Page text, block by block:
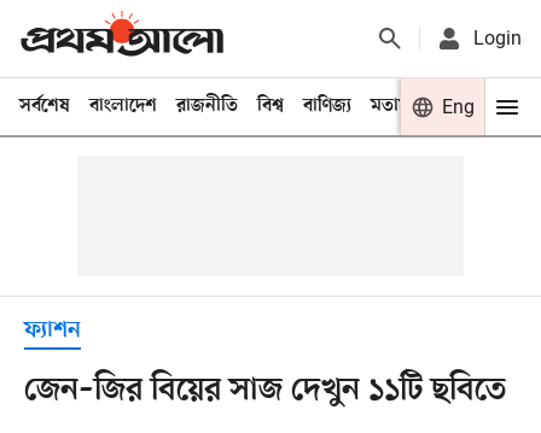
Login
সর্বশেষ বাংলাদেশ রাজনীতি বিশ্ব বাণিজ্য মতামত খেলা
Eng
ফ্যাশন
জেন–জির বিয়ের সাজ দেখুন ১১টি ছবিতে